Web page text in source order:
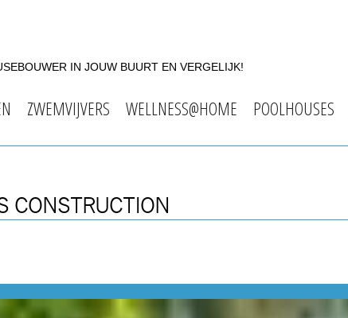
IN JOUW BUURT EN VERGELIJK!
ZWEMVIJVERS WELLNESS@HOME POOLHOUSES
CONSTRUCTION